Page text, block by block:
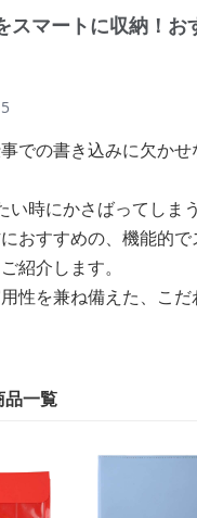
スマートに収納！お
での書き込みに欠か
い時にかさばってしま
おすすめの、機能的
紹介します。
性を兼ね備えた、こ
品一覧